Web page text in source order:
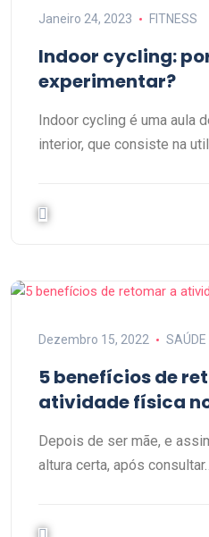
Janeiro 24, 2023 FITNESS
Indoor cycling:
experimentar?
Indoor cycling é uma aula
interior, que consiste na
Dezembro 15, 2022 SAÚDE
5 benefícios de
atividade física
Depois de ser mãe, e
altura certa, após